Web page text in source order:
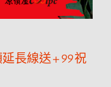
延長線送+99祝